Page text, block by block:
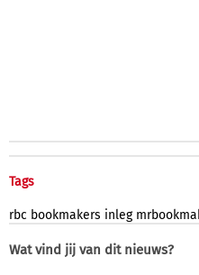
Tags
rbc bookmakers inleg
Wat vind jij van dit nieuws?